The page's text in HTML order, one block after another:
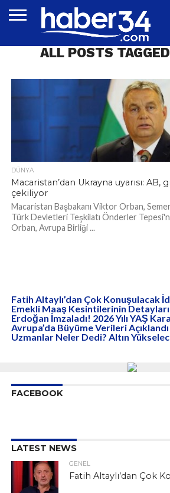
EĞITIM
EKONOMI
GENEL
MAGAZIN
OTOMOTIV
SIYASET
SPOR
TEKNOLOJI
ALL POSTS
DÜNYA
Macaristan’dan Ukrayna uyarısı: AB,
çekiliyor
Macaristan Başbakanı Viktor Orban,
Türk Devletleri Teşkilatı Önderler
Orban, Avrupa Birliği ...
Fatih Altaylı’dan Çok Konuşulacak
Emekli Maaş Kesintilerinin Detayları
Erdoğan İmzaladı! 2026 Yılı YAŞ
Avrupa’da Büyüme Verileri Açıklandı
Uzmanlar Neler Dedi? Altın
FACEBOOK
LATEST NEWS
GENEL
Fatih Altaylı’dan Çok